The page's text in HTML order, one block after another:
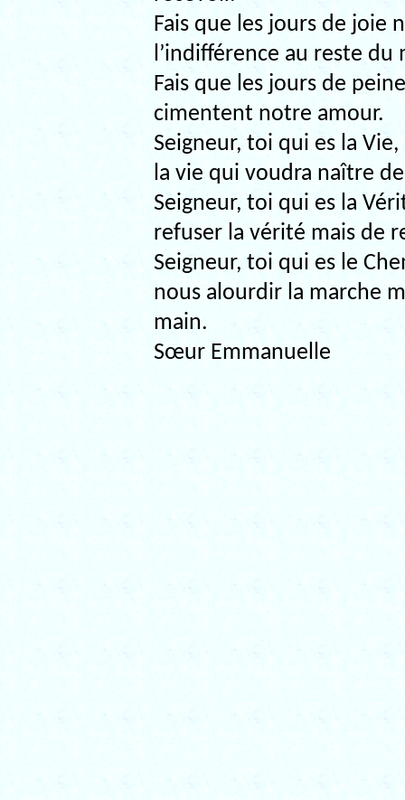
Fais que les jours de joie
l’indifférence au reste du
Fais que les jours de
cimentent notre amour.
Seigneur, toi qui es la
la vie qui voudra naître
Seigneur, toi qui es la
refuser la vérité mais de
Seigneur, toi qui es le
nous alourdir la marche
main.
Sœur Emmanuelle